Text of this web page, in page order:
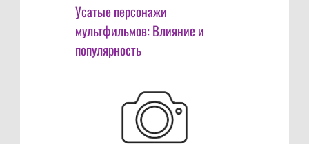
Усатые персонажи
мультфильмов: Влияние и
популярность